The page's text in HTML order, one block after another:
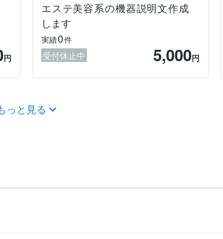
事が上手です。
円
エステ美容系の機器説明文作成
します
実績0件
受付休止中 5,000円
っと見る